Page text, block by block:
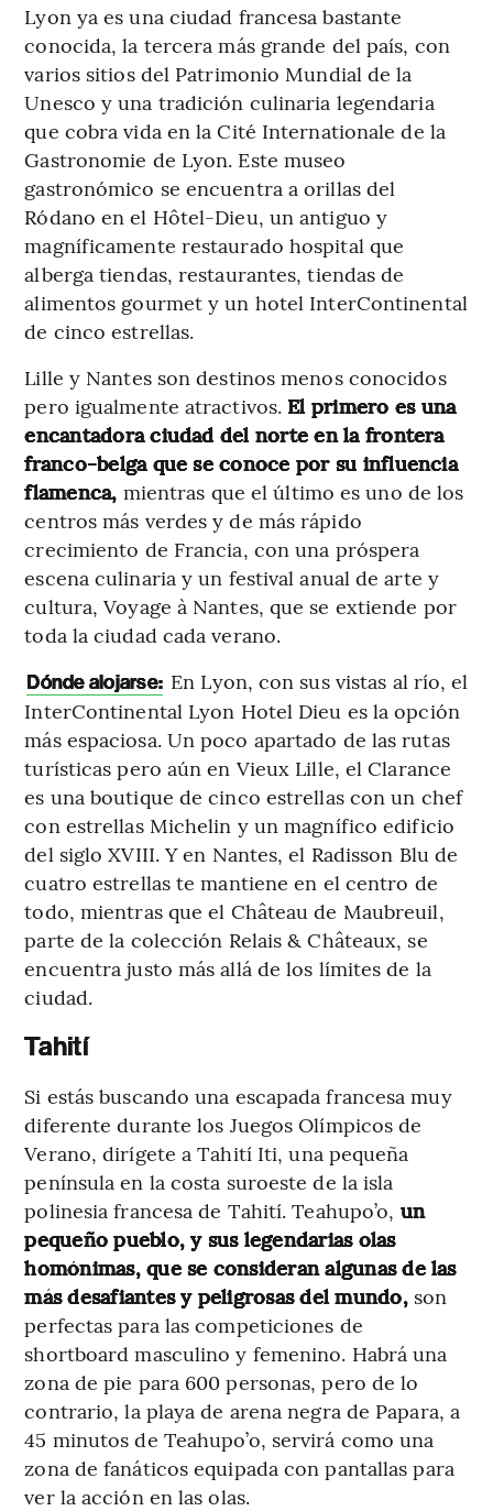
Lyon ya es una ciudad francesa bastante
conocida, la tercera más grande del país, con
varios sitios del Patrimonio Mundial de la
Unesco y una tradición culinaria legendaria
que cobra vida en la Cité Internationale de la
Gastronomie de Lyon. Este museo
gastronómico se encuentra a orillas del
Ródano en el Hôtel-Dieu, un antiguo y
magníficamente restaurado hospital que
alberga tiendas, restaurantes, tiendas de
alimentos gourmet y un hotel InterContinental
de cinco estrellas.
Lille y Nantes son destinos menos conocidos
pero igualmente atractivos. El primero es una
encantadora ciudad del norte en la frontera
franco-belga que se conoce por su influencia
flamenca, mientras que el último es uno de los
centros más verdes y de más rápido
crecimiento de Francia, con una próspera
escena culinaria y un festival anual de arte y
cultura, Voyage à Nantes, que se extiende por
toda la ciudad cada verano.
Dónde alojarse: En Lyon, con sus vistas al río, el
InterContinental Lyon Hotel Dieu es la opción
más espaciosa. Un poco apartado de las rutas
turísticas pero aún en Vieux Lille, el Clarance
es una boutique de cinco estrellas con un chef
con estrellas Michelin y un magnífico edificio
del siglo XVIII. Y en Nantes, el Radisson Blu de
cuatro estrellas te mantiene en el centro de
todo, mientras que el Château de Maubreuil,
parte de la colección Relais & Châteaux, se
encuentra justo más allá de los límites de la
ciudad.
Tahití
Si estás buscando una escapada francesa muy
diferente durante los Juegos Olímpicos de
Verano, dirígete a Tahití Iti, una pequeña
península en la costa suroeste de la isla
polinesia francesa de Tahití. Teahupo’o, un
pequeño pueblo, y sus legendarias olas
homónimas, que se consideran algunas de las
más desafiantes y peligrosas del mundo,son
perfectas para las competiciones de
shortboard masculino y femenino. Habrá una
zona de pie para 600 personas, pero de lo
contrario, la playa de arena negra de Papara, a
45 minutos de Teahupo’o, servirá como una
zona de fanáticos equipada con pantallas para
ver la acción en las olas.